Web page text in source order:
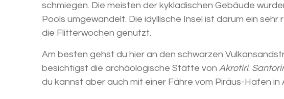
schmiegen. Die meisten der kykladischen Gebäude
Pools umgewandelt. Die idyllische Insel ist darum ein
die Flitterwochen genutzt.
Am besten gehst du hier an den schwarzen
besichtigst die archäologische Stätte von Akrotiri.
du kannst aber auch mit einer Fähre vom Piräus-Hafen in